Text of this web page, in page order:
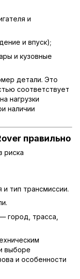
и
и впуск);
и кузовные
детали. Это
соответствует
нагрузки
наличии
правильно
риска
тип трансмиссии.
город, трасса,
выборе
и особенности